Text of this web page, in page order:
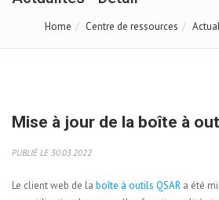
Home Centre de ressources
Mise à jour de la boîte à
PUBLIÉ LE 30.03.2022
Le client web de la boîte à outils QSAR a été